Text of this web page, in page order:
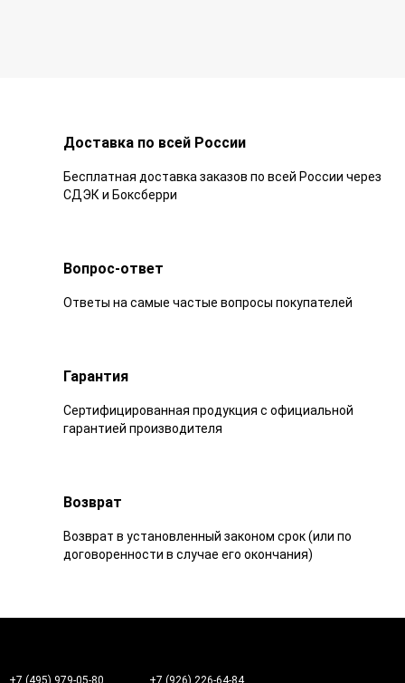
Доставка по всей России
Бесплатная доставка заказов по всей России через
СДЭК и Боксберри
Вопрос-ответ
Ответы на самые частые вопросы покупателей
Гарантия
Сертифицированная продукция с официальной
гарантией производителя
Возврат
Возврат в установленный законом срок (или по
договоренности в случае его окончания)
+7 (495) 979-05-80 +7 (926) 226-64-84